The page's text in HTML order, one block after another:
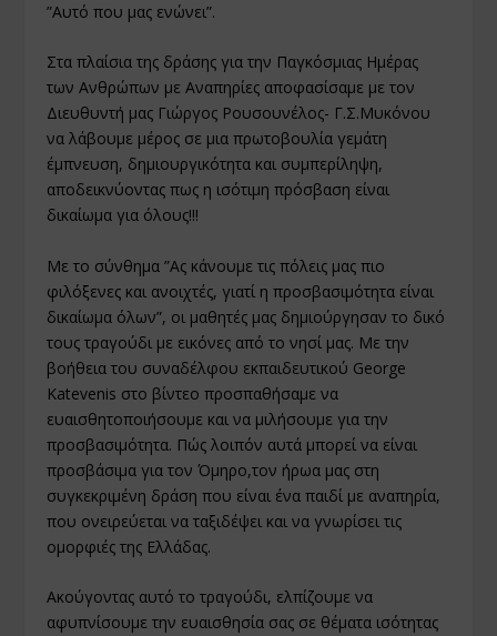
”Αυτό που μας ενώνει”.
Στα πλαίσια της δράσης για την Παγκόσμιας Ημέρας
των Ανθρώπων με Αναπηρίες αποφασίσαμε με τον
Διευθυντή μας Γιώργος Ρουσουνέλος- Γ.Σ.Μυκόνου
να λάβουμε μέρος σε μια πρωτοβουλία γεμάτη
έμπνευση, δημιουργικότητα και συμπερίληψη,
αποδεικνύοντας πως η ισότιμη πρόσβαση είναι
δικαίωμα για όλους!!!
Με το σύνθημα ”Ας κάνουμε τις πόλεις μας πιο
φιλόξενες και ανοιχτές, γιατί η προσβασιμότητα είναι
δικαίωμα όλων”, οι μαθητές μας δημιούργησαν το δικό
τους τραγούδι με εικόνες από το νησί μας. Με την
βοήθεια του συναδέλφου εκπαιδευτικού George
Katevenis στο βίντεο προσπαθήσαμε να
ευαισθητοποιήσουμε και να μιλήσουμε για την
προσβασιμότητα. Πώς λοιπόν αυτά μπορεί να είναι
προσβάσιμα για τον Όμηρο,τον ήρωα μας στη
συγκεκριμένη δράση που είναι ένα παιδί με αναπηρία,
που ονειρεύεται να ταξιδέψει και να γνωρίσει τις
ομορφιές της Ελλάδας.
Ακούγοντας αυτό το τραγούδι, ελπίζουμε να
αφυπνίσουμε την ευαισθησία σας σε θέματα ισότητας